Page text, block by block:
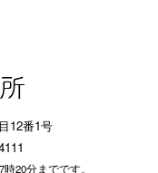
12番1号
20分までです。